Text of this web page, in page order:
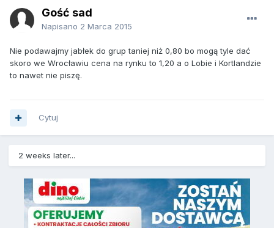
Gość sad
Napisano 2 Marca 2015
Nie podawajmy jabłek do grup taniej niż 0,80 bo mogą tyle dać
skoro we Wrocławiu cena na rynku to 1,20 a o Lobie i Kortlandzie
to nawet nie piszę.
Cytuj
2 weeks later...